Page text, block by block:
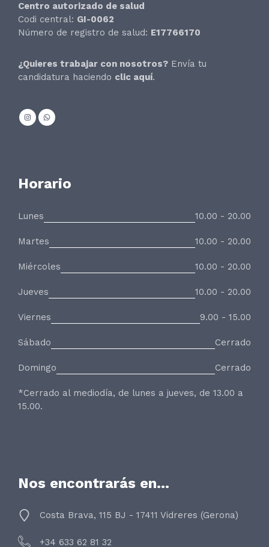
Centro autorizado de salud
Codi central: GI-0062
Número de registro de salud: E17766170
¿Quieres trabajar con nosotros? Envía tu
candidatura haciendo clic aquí.
Horario
Lunes 10.00 - 20.00
Martes 10.00 - 20.00
Miércoles 10.00 - 20.00
Jueves 10.00 - 20.00
Viernes 9.00 - 15.00
Sábado Cerrado
Domingo Cerrado
*Cerrado al mediodía, de lunes a jueves, de 13.00 a
15.00.
Nos encontrarás en…
Costa Brava, 115 BJ - 17411 Vidreres (Gerona)
+34 633 62 81 32